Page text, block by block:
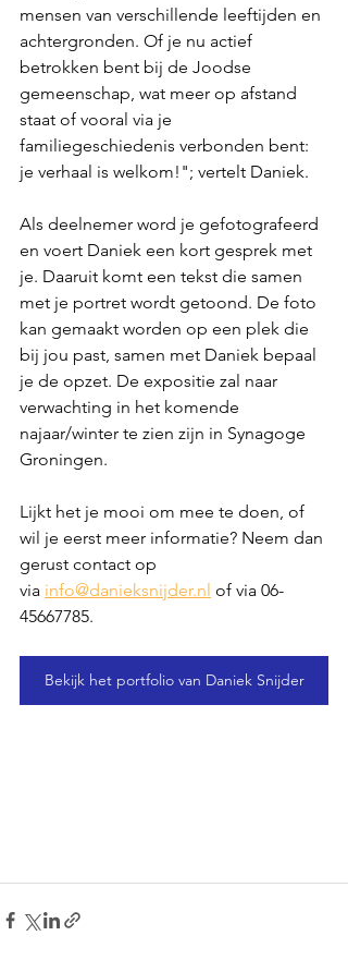
mensen van verschillende leeftijden en
achtergronden. Of je nu actief
betrokken bent bij de Joodse
gemeenschap, wat meer op afstand
staat of vooral via je
familiegeschiedenis verbonden bent:
je verhaal is welkom!"; vertelt Daniek.
Als deelnemer word je gefotografeerd
en voert Daniek een kort gesprek met
je. Daaruit komt een tekst die samen
met je portret wordt getoond. De foto
kan gemaakt worden op een plek die
bij jou past, samen met Daniek bepaal
je de opzet. De expositie zal naar
verwachting in het komende
najaar/winter te zien zijn in Synagoge
Groningen.
Lijkt het je mooi om mee te doen, of
wil je eerst meer informatie? Neem dan
gerust contact op
via info@danieksnijder.nl of via 06-
45667785.
Bekijk het portfolio van Daniek Snijder